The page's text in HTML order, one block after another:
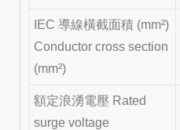
IEC 導線橫截面積 (mm²)
Conductor cross section
(mm²)
額定浪湧電壓 Rated
surge voltage